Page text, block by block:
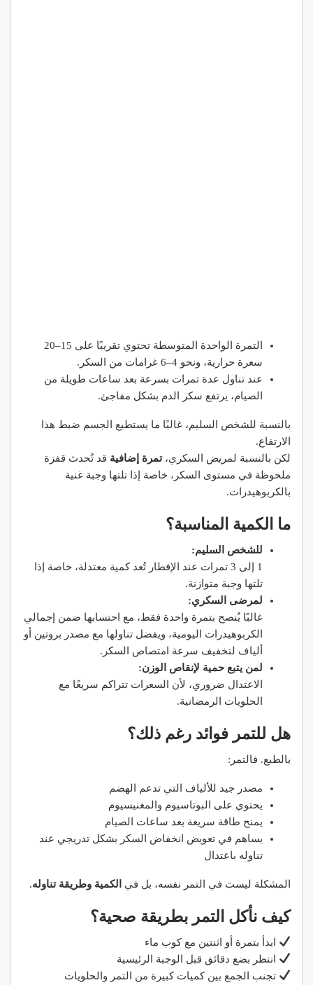
التمرة الواحدة المتوسطة تحتوي تقريبًا على 15–20
سعرة حرارية، ونحو 4–6 غرامات من السكر.
عند تناول عدة تمرات بسرعة بعد ساعات طويلة من
الصيام، يرتفع سكر الدم بشكل مفاجئ.
بالنسبة للشخص السليم، غالبًا ما يستطيع الجسم ضبط هذا
الارتفاع.
لكن بالنسبة لمريض السكري،تمرة إضافية قد تُحدث قفزة
ملحوظة في مستوى السكر، خاصة إذا تلتها وجبة غنية
بالكربوهيدرات.
ما الكمية المناسبة؟
للشخص السليم:
1 إلى 3 تمرات عند الإفطار تُعد كمية معتدلة، خاصة إذا
تلتها وجبة متوازنة.
لمرضى السكري:
غالبًا يُنصح بتمرة واحدة فقط، مع احتسابها ضمن إجمالي
الكربوهيدرات اليومية، ويفضل تناولها مع مصدر بروتين أو
ألياف لتخفيف سرعة امتصاص السكر.
لمن يتبع حمية لإنقاص الوزن:
الاعتدال ضروري، لأن السعرات تتراكم سريعًا مع
الحلويات الرمضانية.
هل للتمر فوائد رغم ذلك؟
بالطبع. فالتمر:
مصدر جيد للألياف التي تدعم الهضم
يحتوي على البوتاسيوم والمغنيسيوم
يمنح طاقة سريعة بعد ساعات الصيام
يساهم في تعويض انخفاض السكر بشكل تدريجي عند
تناوله باعتدال
المشكلة ليست في التمر نفسه، بل في الكمية وطريقة تناوله.
كيف نأكل التمر بطريقة صحية؟
ابدأ بتمرة أو اثنتين مع كوب ماء
انتظر بضع دقائق قبل الوجبة الرئيسية
تجنب الجمع بين كميات كبيرة من التمر والحلويات